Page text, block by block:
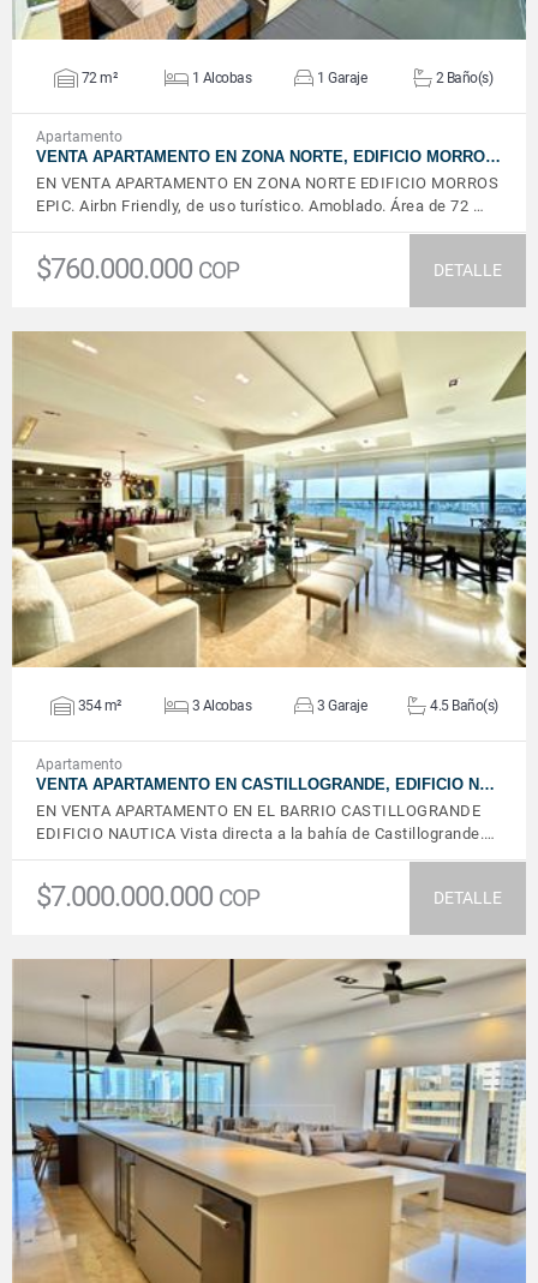
72 m² 1 Alcobas 1 Garaje 2 Baño(s)
Apartamento
VENTA APARTAMENTO EN ZONA NORTE, EDIFICIO MORRO…
EN VENTA APARTAMENTO EN ZONA NORTE EDIFICIO MORROS
EPIC. Airbn Friendly, de uso turístico. Amoblado. Área de 72 …
$760.000.000 COP DETALLE
VER DETALLES
354 m² 3 Alcobas 3 Garaje 4.5 Baño(s)
Apartamento
VENTA APARTAMENTO EN CASTILLOGRANDE, EDIFICIO N…
EN VENTA APARTAMENTO EN EL BARRIO CASTILLOGRANDE
EDIFICIO NAUTICA Vista directa a la bahía de Castillogrande.…
$7.000.000.000 COP DETALLE
VER DETALLES